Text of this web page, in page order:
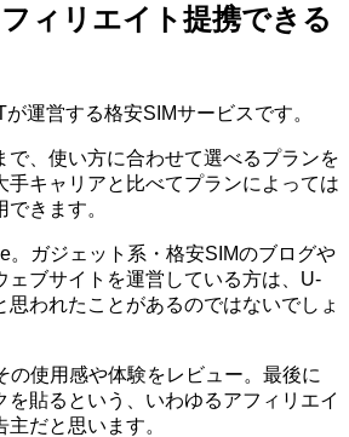
ィリエイト提携できる
運営する格安SIMサービスです。
で、使い方に合わせて選べるプランを
手キャリアと比べてプランによっては
きます。
。ガジェット系・格安SIMのブログや
ェブサイトを運営している方は、U-
思われたことがあるのではないでしょ
の使用感や体験をレビュー。最後に
を貼るという、いわゆるアフィリエイ
主だと思います。